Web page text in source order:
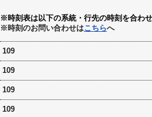
※時刻表は以下の系統・行先の時刻を合わ
※時刻のお問い合わせはこちらへ
109
109
109
109